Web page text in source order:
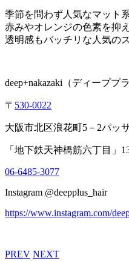
季節を問わず人気なマット
赤みやオレンジの色素を抑
透明感もバッチリな人気の
deep+nakazaki （ディーププ
〒 530-0022
大阪市北区浪花町5 － 2パッ
「地下鉄天神橋筋六丁目」
06-6485-3077
Instagram @deepplus_hair
https://www.instagram.com/
PREV NEXT